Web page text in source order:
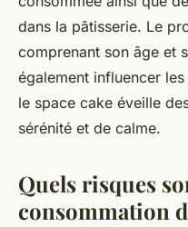
dans la pâtisserie. Le
comprenant son âge et
également influencer
le space cake éveille
sérénité et de calme.
Quels risques
consommation